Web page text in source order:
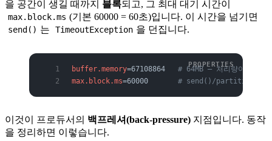
을 공간이 생길 때까지 블록되고, 그 최대 대기 시간이
max.block.ms (기본 60000 = 60초)입니다. 이 시간을 넘기면
send() 는 TimeoutException 을 던집니다.
buffer.memory=67108864 # 64MB — 처리량이 높거
max.block.ms=60000 # send()/
이것이 프로듀서의 백프레셔(back-pressure) 지점입니다. 동작
을 정리하면 이렇습니다.